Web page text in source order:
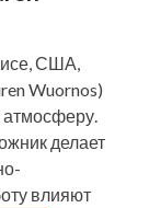
США,
Wuornos)
атмосферу.
делает
влияют